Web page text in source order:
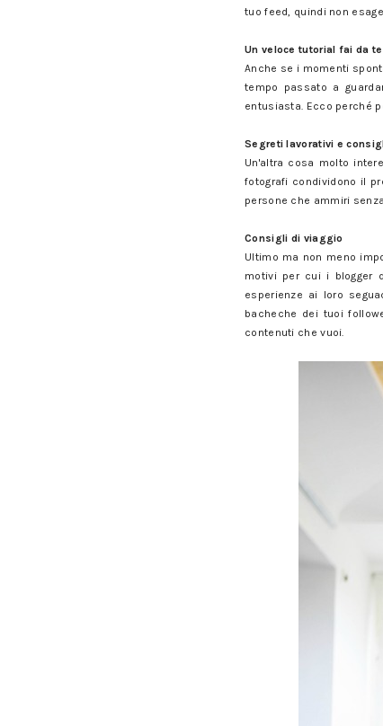
tuo feed, quindi non
Un veloce tutorial fai da te
Anche se i momenti
tempo passato a
entusiasta. Ecco perché
Segreti lavorativi e
Un'altra cosa molto
fotografi condividono il
persone che ammiri
Consigli di viaggio
Ultimo ma non meno
motivi per cui i blogger
esperienze ai loro
bacheche dei tuoi
contenuti che vuoi.